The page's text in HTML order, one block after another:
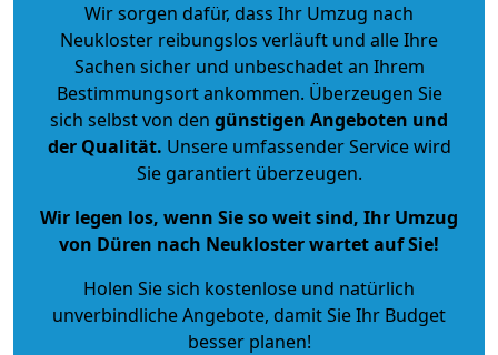
Wir sorgen dafür, dass Ihr Umzug nach
Neukloster reibungslos verläuft und alle Ihre
Sachen sicher und unbeschadet an Ihrem
Bestimmungsort ankommen. Überzeugen Sie
sich selbst von den günstigen Angeboten und
der Qualität. Unsere umfassender Service wird
Sie garantiert überzeugen.
Wir legen los, wenn Sie so weit sind, Ihr Umzug
von Düren nach Neukloster wartet auf Sie!
Holen Sie sich kostenlose und natürlich
unverbindliche Angebote, damit Sie Ihr Budget
besser planen!